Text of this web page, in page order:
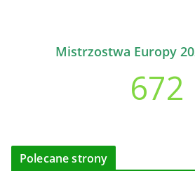
Mistrzostwa Europy
672
Polecane strony